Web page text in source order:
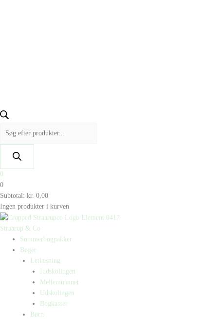
0
0
Subtotal: kr. 0,00
Ingen produkter i kurven
Straarup & Co
Sommerbogpakker
Bøger
Letlæsning
Indskolingen
Mellemtrinnet
Udskolingen
Bogkasser
Børn